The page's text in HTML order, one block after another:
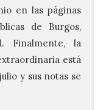
en las páginas
de Burgos,
Finalmente, la
está
y sus notas se